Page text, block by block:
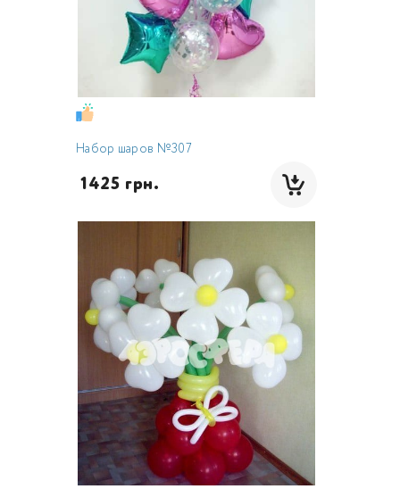
Набор шаров №307
1425 грн.